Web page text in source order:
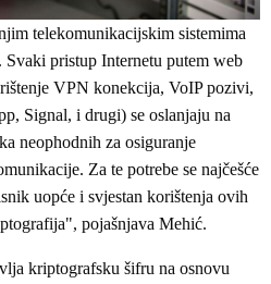
telekomunikacijskim sistemima
pristup Internetu putem web
VPN konekcija, VoIP pozivi,
Signal, i drugi) se oslanjaju na
neophodnih za osiguranje
Za te potrebe se najčešće
uopće i svjestan korištenja ovih
pojašnjava Mehić.
kriptografsku šifru na osnovu